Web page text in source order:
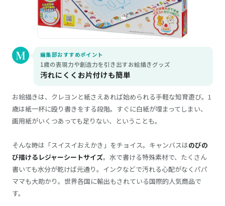
編集部おすすめポイント
1歳の表現力や創造力を引き出すお絵描きグッズ
汚れにくくお片付けも簡単
お絵描きは、クレヨンと紙さえあれば始められる手軽な知育遊び。1
歳は紙一杯に殴り書きをする段階。すぐに白紙が埋まってしまい、
画用紙がいくつあっても足りない、ということも。
そんな時は「スイスイおえかき」をチョイス。キャンバスはのびの
び描けるレジャーシートサイズ。水で書ける特殊素材で、たくさん
書いても水分が乾けば元通り。インクなどで汚れる心配がなくパパ
ママも大助かり。世界各国に輸出もされている国際的人気商品で
す。